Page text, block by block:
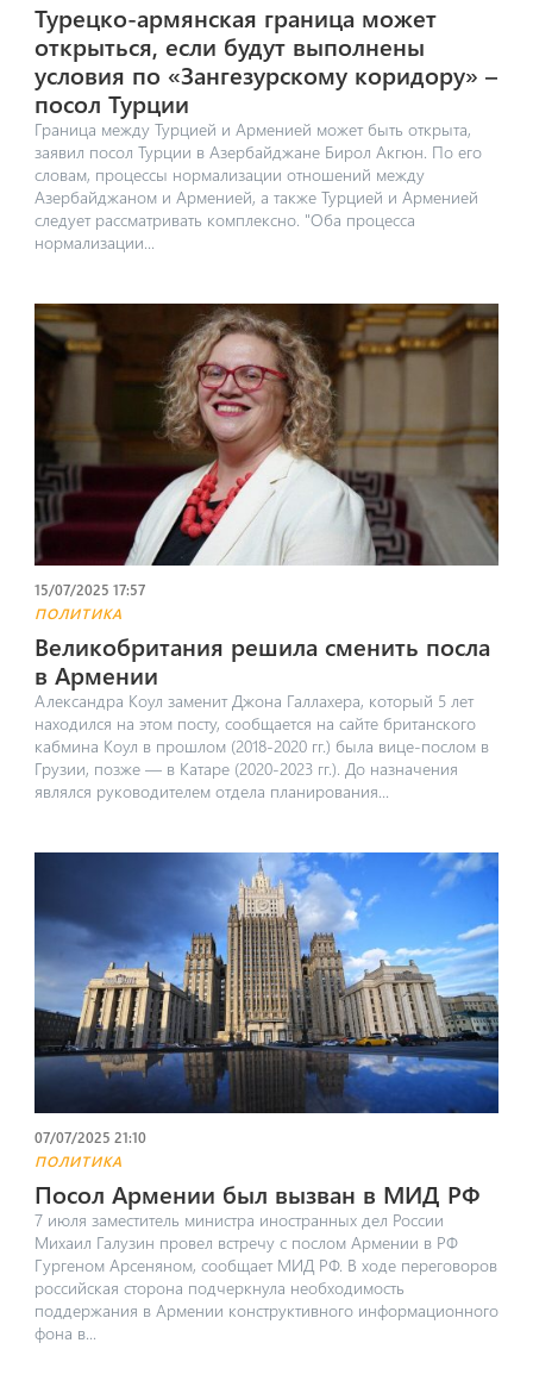
Турецко-армянская граница может
открыться, если будут выполнены
условия по «Зангезурскому коридору» –
посол Турции
Граница между Турцией и Арменией может быть открыта,
заявил посол Турции в Азербайджане Бирол Акгюн. По его
словам, процессы нормализации отношений между
Азербайджаном и Арменией, а также Турцией и Арменией
следует рассматривать комплексно. "Оба процесса
нормализации...
15/07/2025 17:57
ПОЛИТИКА
Великобритания решила сменить посла
в Армении
Александра Коул заменит Джона Галлахера, который 5 лет
находился на этом посту, сообщается на сайте британского
кабмина Коул в прошлом (2018-2020 гг.) была вице-послом в
Грузии, позже — в Катаре (2020-2023 гг.). До назначения
являлся руководителем отдела планирования...
07/07/2025 21:10
ПОЛИТИКА
Посол Армении был вызван в МИД РФ
7 июля заместитель министра иностранных дел России
Михаил Галузин провел встречу с послом Армении в РФ
Гургеном Арсеняном, сообщает МИД РФ. В ходе переговоров
российская сторона подчеркнула необходимость
поддержания в Армении конструктивного информационного
фона в...